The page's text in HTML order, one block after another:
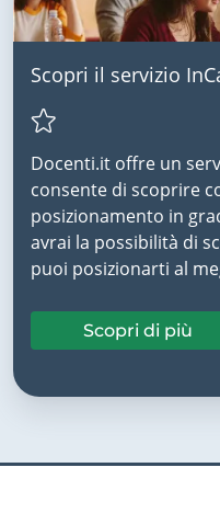
Scopri il servizio
Docenti.it offre un
consente di scoprire
posizionamento in
avrai la possibilità di
puoi posizionarti al
Scopri di più